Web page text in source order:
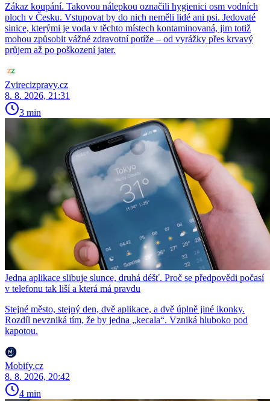
Zákaz koupání. Takovou nálepkou označili hygienici osm vodních
ploch v Česku. Vstupovat by do nich neměli lidé ani psi. Jedovaté
sinice, kterými je voda v těchto místech kontaminovaná, jim totiž
mohou způsobit vážné zdravotní potíže – od vyrážky přes krvavý
průjem až po poškození jater.
Zvirecizpravy.cz
8. 8. 2026, 21:31
3 min
Jedna aplikace slibuje slunce, druhá déšť. Proč se předpovědi počasí
v telefonu tak liší a která má pravdu
Stejné město, stejný den, dvě aplikace, a dvě úplně jiné ikonky.
Rozdíl nevzniká tím, že by jedna „kecala“. Vzniká hluboko pod
kapotou.
Mobify.cz
8. 8. 2026, 20:42
4 min